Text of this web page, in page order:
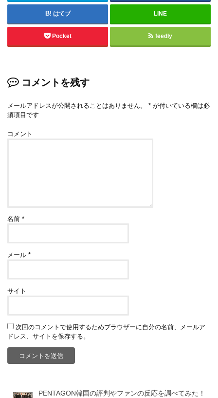
はてブ LINE
Pocket feedly
コメントを残す
メールアドレスが公開されることはありません。 * が付いている欄は必
須項目です
コメント
名前*
メール*
サイト
次回のコメントで使用するためブラウザーに自分の名前、メールア
ドレス、サイトを保存する。
PENTAGON韓国の評判やファンの反応を調べてみた！